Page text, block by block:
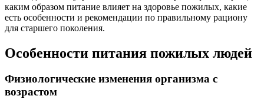
каким образом питание влияет на здоровье пожилых, какие
есть особенности и рекомендации по правильному рациону
для старшего поколения.
Особенности питания пожилых людей
Физиологические изменения организма с
возрастом